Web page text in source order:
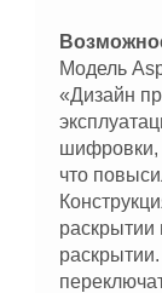
Модель
«Дизайн
шифровки,
что
раскрытии